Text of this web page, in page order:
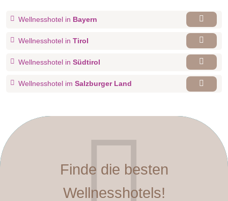
Wellnesshotel in Bayern
Wellnesshotel in Tirol
Wellnesshotel in Südtirol
Wellnesshotel im Salzburger Land
Finde die besten
Wellnesshotels!